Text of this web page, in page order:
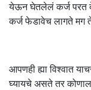
येऊन घेतलेलं कर्ज परत
कर्ज फेडावेच लागते मग ते
आपणही ह्या विश्वात
घ्यायचे असते तर